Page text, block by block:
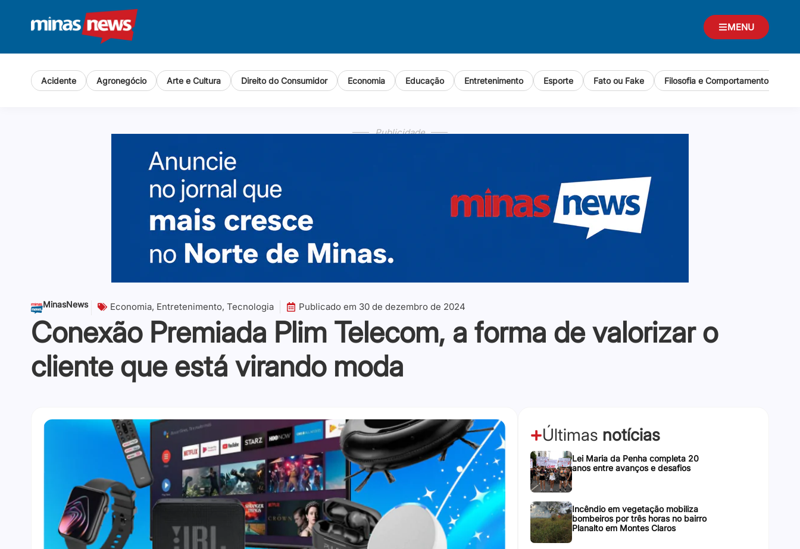
MENU
Acidente Agronegócio Arte e Cultura Direito do Consumidor Economia Educação Entretenimento Esporte Fato ou Fake Filosofia e Comportamento
Publicidade
MinasNews Economia, Entretenimento, Tecnologia Publicado em 30 de dezembro de 2024
Conexão Premiada Plim Telecom, a forma de valorizar o
cliente que está virando moda
Últimas notícias
Lei Maria da Penha completa 20
anos entre avanços e desafios
Incêndio em vegetação mobiliza
bombeiros por três horas no bairro
Planalto em Montes Claros